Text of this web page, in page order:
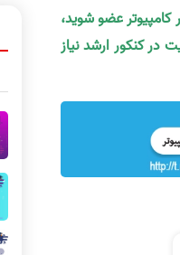
کامپیوتر عضو شوید،
در کنکور ارشد نیاز